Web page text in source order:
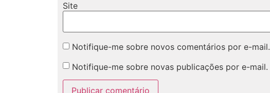
Site
Notifique-me sobre novos comentários por e-mail.
Notifique-me sobre novas publicações por e-mail.